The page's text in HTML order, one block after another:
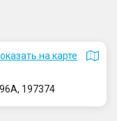
на карте
197374